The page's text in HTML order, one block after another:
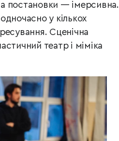
постановки — імерсивна.
у кількох
Сценічна
театр і міміка